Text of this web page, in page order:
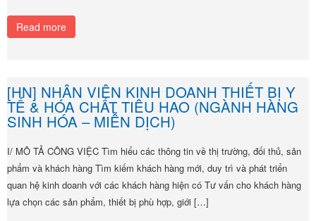
Read more
[HN] NHÂN VIÊN KINH DOANH THIẾT BỊ Y
TẾ & HÓA CHẤT TIÊU HAO (NGÀNH HÀNG
SINH HÓA – MIỄN DỊCH)
I/ MÔ TẢ CÔNG VIỆC Tìm hiểu các thông tin về thị trường, đối thủ, sản
phẩm và khách hàng Tìm kiếm khách hàng mới, duy trì và phát triển
quan hệ kinh doanh với các khách hàng hiện có Tư vấn cho khách hàng
lựa chọn các sản phẩm, thiết bị phù hợp, giới […]